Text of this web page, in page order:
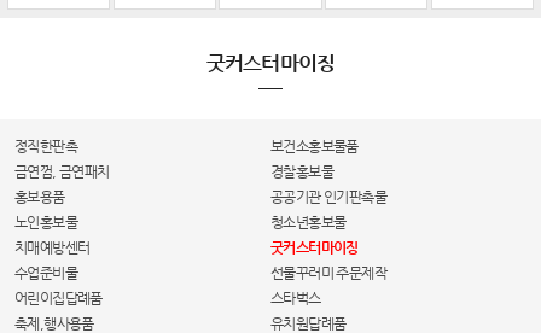
굿커스터마이징
정직한판촉
보건소홍보물품
금연껌, 금연패치
경찰홍보물
홍보용품
공공기관 인기판촉물
노인홍보물
청소년홍보물
치매예방센터
굿커스터마이징
수업준비물
선물꾸러미 주문제작
어린이집답례품
스타벅스
축제,행사용품
유치원답례품